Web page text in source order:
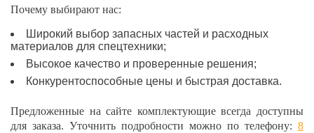
Почему выбирают нас:
Широкий выбор запасных частей и расходных
материалов для спецтехники;
Высокое качество и проверенные решения;
Конкурентоспособные цены и быстрая доставка.
Предложенные на сайте комплектующие всегда доступны
для заказа. Уточнить подробности можно по телефону: 8